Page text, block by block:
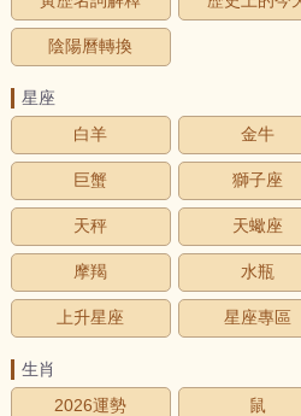
陰陽曆轉換
星座
白羊
金牛
巨蟹 獅子座
天秤 天蠍座
摩羯 水瓶
上升星座 星座專區
生肖
2026運勢
鼠